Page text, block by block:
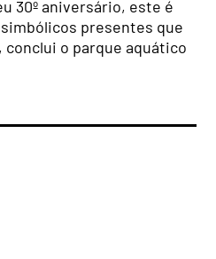
30º aniversário, este é
presentes que
conclui o parque aquático